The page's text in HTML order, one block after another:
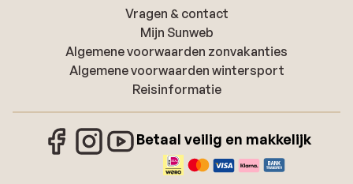
Vragen & contact
Mijn Sunweb
Algemene voorwaarden zonvakanties
Algemene voorwaarden wintersport
Reisinformatie
Betaal veilig en makkelijk